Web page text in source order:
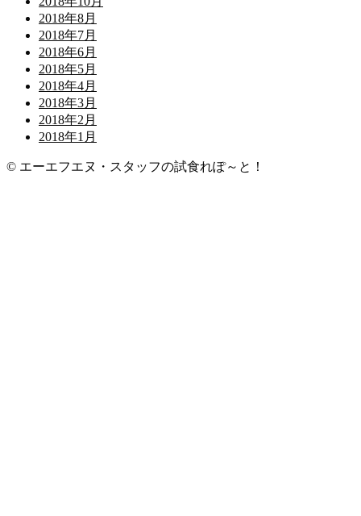
2018年8月
2018年7月
2018年6月
2018年5月
2018年4月
2018年3月
2018年2月
2018年1月
© エーエフエヌ・スタッフの試食れぽ～と！